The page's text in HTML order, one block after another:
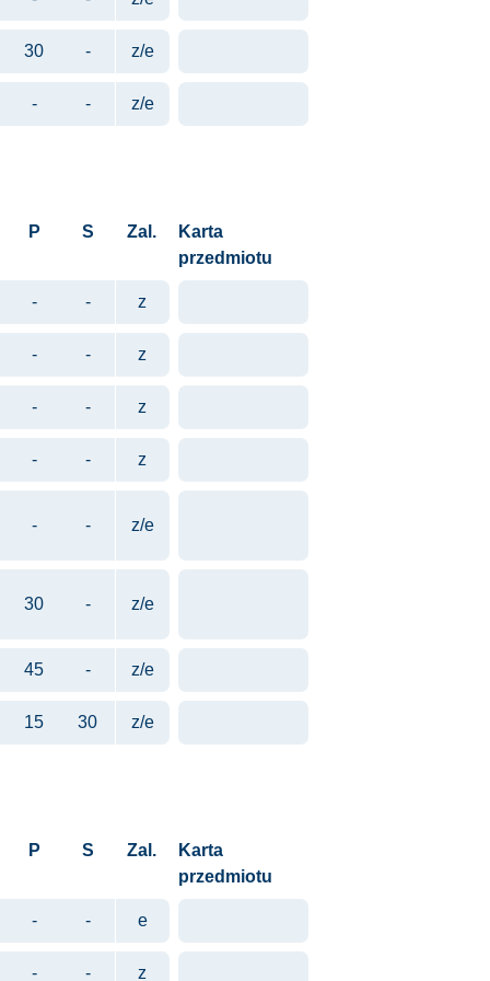
30 - z/e
- - z/e
P S Zal.
Karta
przedmiotu
- - z
- - z
- - z
- - z
- - z/e
30 - z/e
45 - z/e
15 30 z/e
P S Zal.
Karta
przedmiotu
- - e
- - z